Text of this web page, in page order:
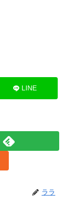
LINE
ララ